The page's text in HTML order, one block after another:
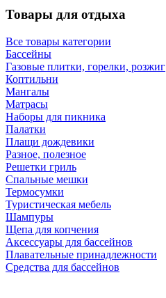
Товары для отдыха
Все товары категории
Бассейны
Газовые плитки, горелки, розжиг
Коптильни
Мангалы
Матрасы
Наборы для пикника
Палатки
Плащи дождевики
Разное, полезное
Решетки гриль
Спальные мешки
Термосумки
Туристическая мебель
Шампуры
Щепа для копчения
Аксессуары для бассейнов
Плавательные принадлежности
Средства для бассейнов